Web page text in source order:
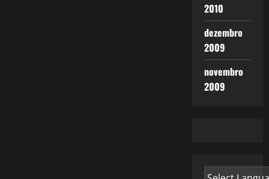
2010
dezembro
2009
novembro
2009